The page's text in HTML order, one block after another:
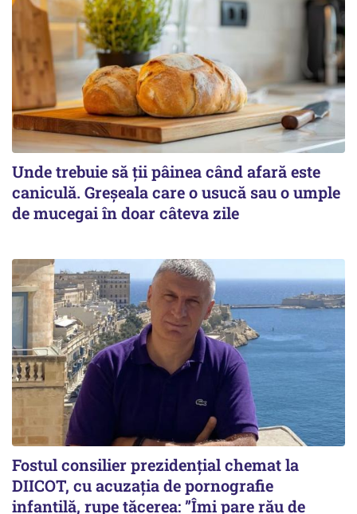
Unde trebuie să ții pâinea când afară este
caniculă. Greșeala care o usucă sau o umple
de mucegai în doar câteva zile
Fostul consilier prezidențial chemat la
DIICOT, cu acuzația de pornografie
infantilă, rupe tăcerea: ”Îmi pare rău de